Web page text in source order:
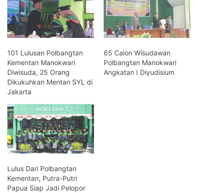
101 Lulusan Polbangtan
Kementan Manokwari
Diwisuda, 25 Orang
Dikukuhkan Mentan SYL di
Jakarta
65 Calon Wisudawan
Polbangtan Manokwari
Angkatan I Diyudisium
Lulus Dari Polbangtan
Kementan, Putra-Putri
Papua Siap Jadi Pelopor